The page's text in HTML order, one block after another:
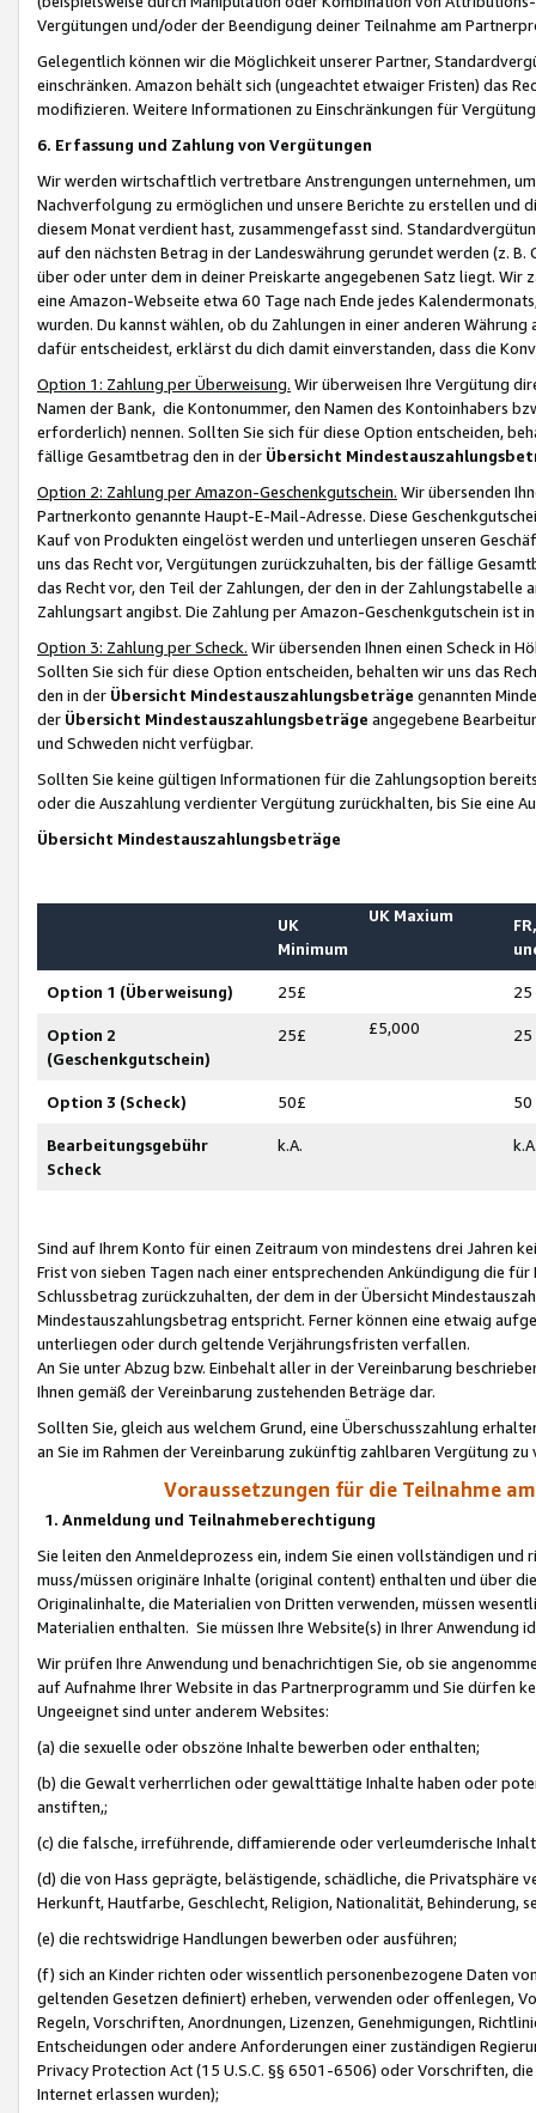
Vergütungen und/oder der Beendigung deiner Teilnahme am
Gelegentlich können wir die Möglichkeit unserer Partner,
einschränken. Amazon behält sich (ungeachtet etwaiger Fristen) das
modifizieren. Weitere Informationen zu Einschränkungen für
6. Erfassung und Zahlung von Vergütungen
Wir werden wirtschaftlich vertretbare Anstrengungen unternehmen,
Nachverfolgung zu ermöglichen und unsere Berichte zu erstellen und
diesem Monat verdient hast, zusammengefasst sind.
auf den nächsten Betrag in der Landeswährung gerundet werden (z.
über oder unter dem in deiner Preiskarte angegebenen Satz liegt.
eine Amazon-Webseite etwa 60 Tage nach Ende jedes
wurden. Du kannst wählen, ob du Zahlungen in einer anderen
dafür entscheidest, erklärst du dich damit einverstanden, dass die
Option 1: Zahlung per Überweisung. Wir überweisen Ihre Vergütung
Namen der Bank, die Kontonummer, den Namen des Kontoinhabers
erforderlich) nennen. Sollten Sie sich für diese Option entscheiden,
fällige Gesamtbetrag den in der Übersicht
Option 2: Zahlung per Amazon-Geschenkgutschein. Wir übersenden
Partnerkonto genannte Haupt-E-Mail-Adresse. Diese
Kauf von Produkten eingelöst werden und unterliegen unseren
uns das Recht vor, Vergütungen zurückzuhalten, bis der fällige
das Recht vor, den Teil der Zahlungen, der den in der
Zahlungsart angibst. Die Zahlung per Amazon-Geschenkgutschein ist
Option 3: Zahlung per Scheck. Wir übersenden Ihnen einen Scheck in
Sollten Sie sich für diese Option entscheiden, behalten wir uns das
den in der Übersicht Mindestauszahlungsbeträge genannten
der Übersicht Mindestauszahlungsbeträge angegebene
und Schweden nicht verfügbar.
Sollten Sie keine gültigen Informationen für die Zahlungsoption
oder die Auszahlung verdienter Vergütung zurückhalten, bis Sie
Übersicht Mindestauszahlungsbeträge
UK
Minimum
UK Maxium
Option 1 (Überweisung) 25£ 25
Option 2
(Geschenkgutschein)
25£ £5,000 25
Option 3 (Scheck) 50£ 50
Bearbeitungsgebühr
Scheck
k.A.
Sind auf Ihrem Konto für einen Zeitraum von mindestens drei Jahren
Frist von sieben Tagen nach einer entsprechenden Ankündigung die
Schlussbetrag zurückzuhalten, der dem in der Übersicht
Mindestauszahlungsbetrag entspricht. Ferner können eine etwaig
unterliegen oder durch geltende Verjährungsfristen verfallen.
An Sie unter Abzug bzw. Einbehalt aller in der Vereinbarung
Ihnen gemäß der Vereinbarung zustehenden Beträge dar.
Sollten Sie, gleich aus welchem Grund, eine Überschusszahlung
an Sie im Rahmen der Vereinbarung zukünftig zahlbaren Vergütung zu
Voraussetzungen für die Teilnahme
1. Anmeldung und Teilnahmeberechtigung
Sie leiten den Anmeldeprozess ein, indem Sie einen vollständigen
muss/müssen originäre Inhalte (original content) enthalten und über
Originalinhalte, die Materialien von Dritten verwenden, müssen
Materialien enthalten. Sie müssen Ihre Website(s) in Ihrer Anwendung
Wir prüfen Ihre Anwendung und benachrichtigen Sie, ob sie
auf Aufnahme Ihrer Website in das Partnerprogramm und Sie dürfen
Ungeeignet sind unter anderem Websites:
(a) die sexuelle oder obszöne Inhalte bewerben oder enthalten;
(b) die Gewalt verherrlichen oder gewalttätige Inhalte haben oder
anstiften,;
(c) die falsche, irreführende, diffamierende oder verleumderische
(d) die von Hass geprägte, belästigende, schädliche, die Privatsphäre
Herkunft, Hautfarbe, Geschlecht, Religion, Nationalität, Behinderung,
(e) die rechtswidrige Handlungen bewerben oder ausführen;
(f) sich an Kinder richten oder wissentlich personenbezogene Daten
geltenden Gesetzen definiert) erheben, verwenden oder offenlegen,
Regeln, Vorschriften, Anordnungen, Lizenzen, Genehmigungen,
Entscheidungen oder andere Anforderungen einer zuständigen
Privacy Protection Act (15 U.S.C. §§ 6501-6506) oder Vorschriften,
Internet erlassen wurden);